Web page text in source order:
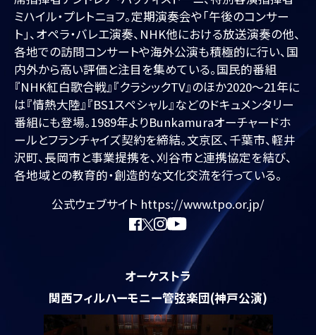
ミハイル・プレトニョフ。定期演奏会や「午後のコンサー
ト」、オペラ・バレエ演奏、NHK他における放送演奏の他、
各地での訪問コンサートや海外公演も積極的に行い、国
内外から高い評価と注目を集めている。国民的番組
『NHK紅白歌合戦』『クラシックTV』のほか2020～21年に
は『情熱大陸』『BS1スペシャル』などのドキュメンタリー
番組にも登場。1989年よりBunkamuraオーチャードホ
ールとフランチャイズ契約を締結。文京区、千葉市、軽井
沢町、長岡市と事業提携を、刈谷市と連携協定を結び、
各地域との教育的・創造的な文化交流を行っている。
公式ウェブサイト https://www.tpo.or.jp/
オーケストラ
関西フィルハーモニー管弦楽団(神戸公演)